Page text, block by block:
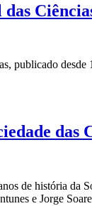
publicado
das
de história da
e Jorge